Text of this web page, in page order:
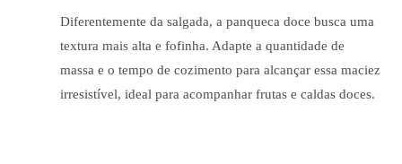
Diferentemente da salgada, a panqueca doce busca uma
textura mais alta e fofinha. Adapte a quantidade de
massa e o tempo de cozimento para alcançar essa maciez
irresistível, ideal para acompanhar frutas e caldas doces.